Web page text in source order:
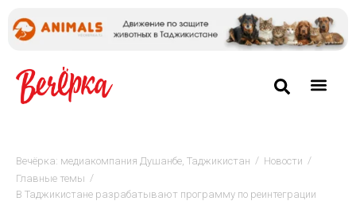
Вечёрка: медиакомпания Душанбе, Таджикистан / Новости /
Главные темы /
В Таджикистане разрабатывают программу по реинтеграции